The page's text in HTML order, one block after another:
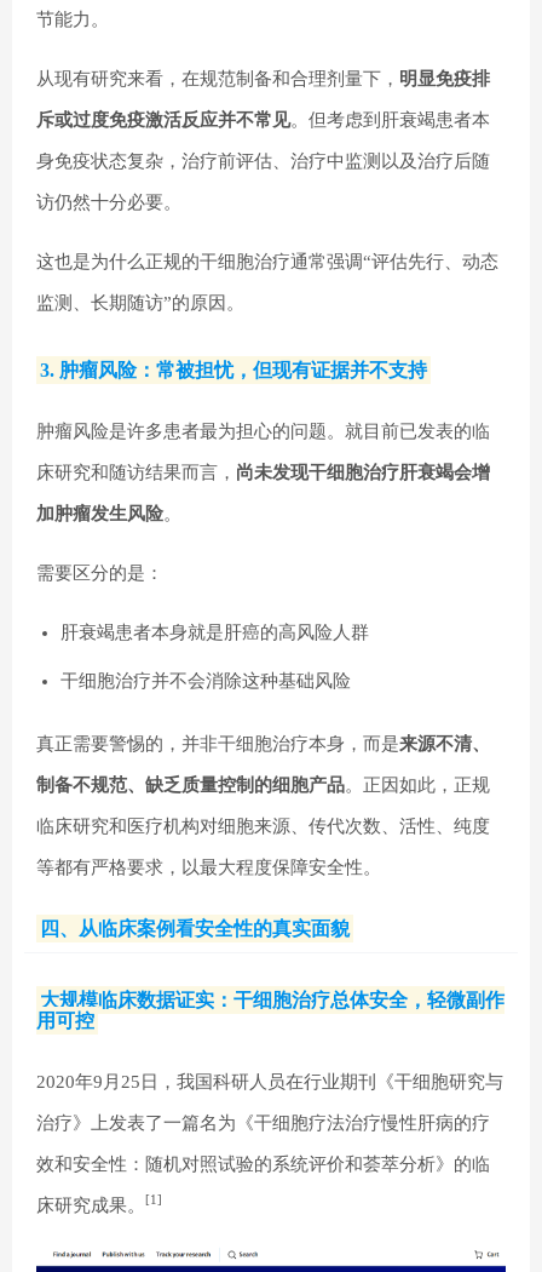
节能力。
从现有研究来看，在规范制备和合理剂量下， 明显免疫排
斥或过度免疫激活反应并不常见。但考虑到肝衰竭患者本
身免疫状态复杂，治疗前评估、治疗中监测以及治疗后随
访仍然十分必要。
这也是为什么正规的干细胞治疗通常强调“评估先行、动态
监测、长期随访”的原因。
3. 肿瘤风险：常被担忧，但现有证据并不支持
肿瘤风险是许多患者最为担心的问题。就目前已发表的临
床研究和随访结果而言， 尚未发现干细胞治疗肝衰竭会增
加肿瘤发生风险。
需要区分的是：
肝衰竭患者本身就是肝癌的高风险人群
干细胞治疗并不会消除这种基础风险
真正需要警惕的，并非干细胞治疗本身，而是来源不清、
制备不规范、缺乏质量控制的细胞产品。正因如此，正规
临床研究和医疗机构对细胞来源、传代次数、活性、纯度
等都有严格要求，以最大程度保障安全性。
四、从临床案例看安全性的真实面貌
大规模临床数据证实：干细胞治疗总体安全，轻微副作
用可控
2020年9月25日，我国科研人员在行业期刊《干细胞研究与
治疗》上发表了一篇名为《干细胞疗法治疗慢性肝病的疗
效和安全性：随机对照试验的系统评价和荟萃分析》的临
床研究成果。 [1]